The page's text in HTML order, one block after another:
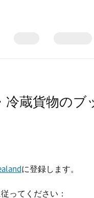
冷蔵貨物の
に登録します。
ってください：